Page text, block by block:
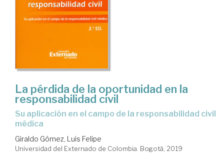
La pérdida de la oportunidad en la
responsabilidad civil
su aplicación en el campo de la responsabilidad civil
médica
Giraldo Gómez, Luis Felipe
Universidad del Externado de Colombia. Bogotá, 2019